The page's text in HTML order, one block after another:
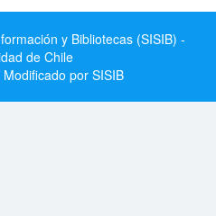
y Bibliotecas (SISIB) -
de Chile
por SISIB